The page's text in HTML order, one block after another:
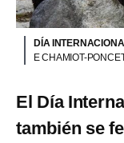
DÍA
E CHAMIOT-
El Día
también se